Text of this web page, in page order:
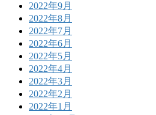
2022年9月
2022年8月
2022年7月
2022年6月
2022年5月
2022年4月
2022年3月
2022年2月
2022年1月